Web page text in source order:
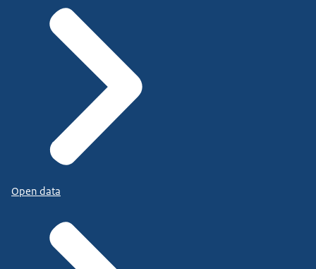
Open data